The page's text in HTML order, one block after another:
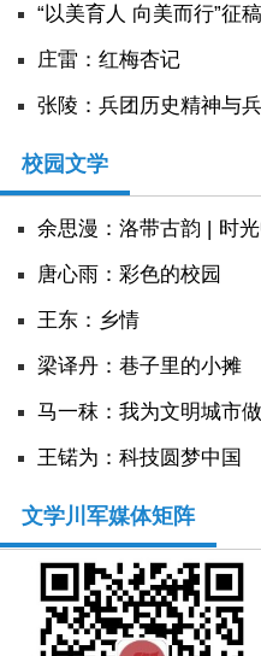
服务
入会须知 会员管理
四川文学
人事考试
专题专栏
“以美育人 向美而行”征
庄雷：红梅杏记
张陵：兵团历史精神与
校园文学
余思漫：洛带古韵 | 时
唐心雨：彩色的校园
王东：乡情
​梁译丹：巷子里的小摊
马一秣：我为文明城市
王锘为：科技圆梦中国
文学川军媒体矩阵